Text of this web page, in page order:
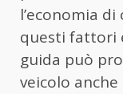
l’economia
questi fattori
guida può
veicolo anche